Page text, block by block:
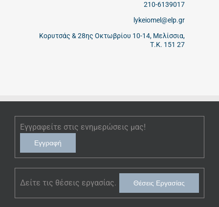
210-6139017
lykeiomel@elp.gr
Κορυτσάς & 28ης Οκτωβρίου 10-14, Μελίσσια,
Τ.Κ. 151 27
Εγγραφείτε στις ενημερώσεις μας!
Εγγραφή
Δείτε τις θέσεις εργασίας. Θέσεις Εργασίας